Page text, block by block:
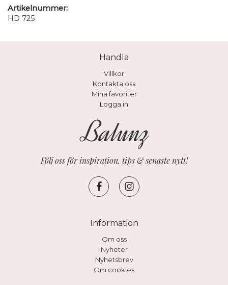
Artikelnummer:
HD 725
Handla
Villkor
Kontakta oss
Mina favoriter
Logga in
Följ oss för inspiration, tips & senaste nytt!
Information
Om oss
Nyheter
Nyhetsbrev
Om cookies